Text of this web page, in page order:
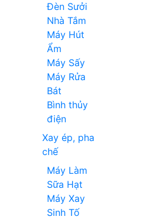
Đèn Sưởi
Nhà Tắm
Máy Hút
Ẩm
Máy Sấy
Máy Rửa
Bát
Bình thủy
điện
Xay ép, pha
chế
Máy Làm
Sữa Hạt
Máy Xay
Sinh Tố